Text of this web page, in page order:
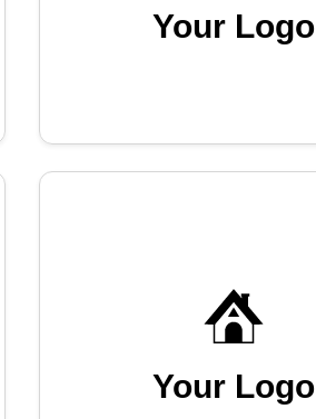
Your Logo
Your Logo